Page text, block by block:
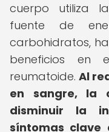
cuerpo utiliza
fuente de
carbohidratos,
beneficios en
reumatoide. Al
en sangre, la
disminuir la
síntomas clave